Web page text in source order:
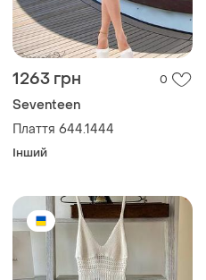
1263 грн 0
Seventeen
Плаття 644.1444
Інший